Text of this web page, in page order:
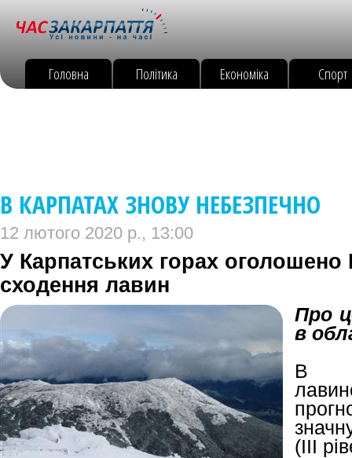
Головна Політика Економіка Спорт
В КАРПАТАХ ЗНОВУ НЕБЕЗПЕЧНО
12 лютого 2020 р., 13:00
У Карпатських горах оголошено
сходення лавин
Про
в
В
(ІІІ